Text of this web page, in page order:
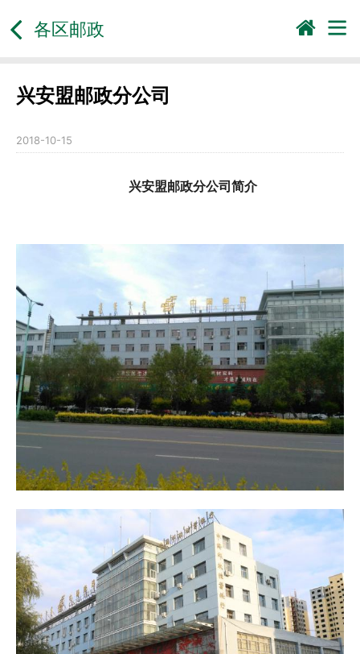
各区邮政
兴安盟邮政分公司
2018-10-15
兴安盟邮政分公司简介